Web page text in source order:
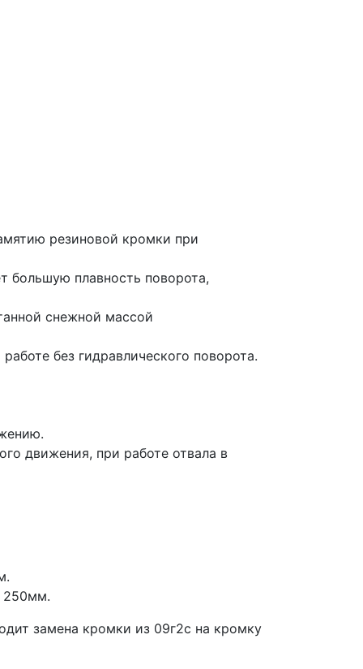
резиновой кромки при
большую плавность поворота,
снежной массой
без гидравлического поворота.
движения, при работе отвала в
250мм.
замена кромки из 09г2с на кромку